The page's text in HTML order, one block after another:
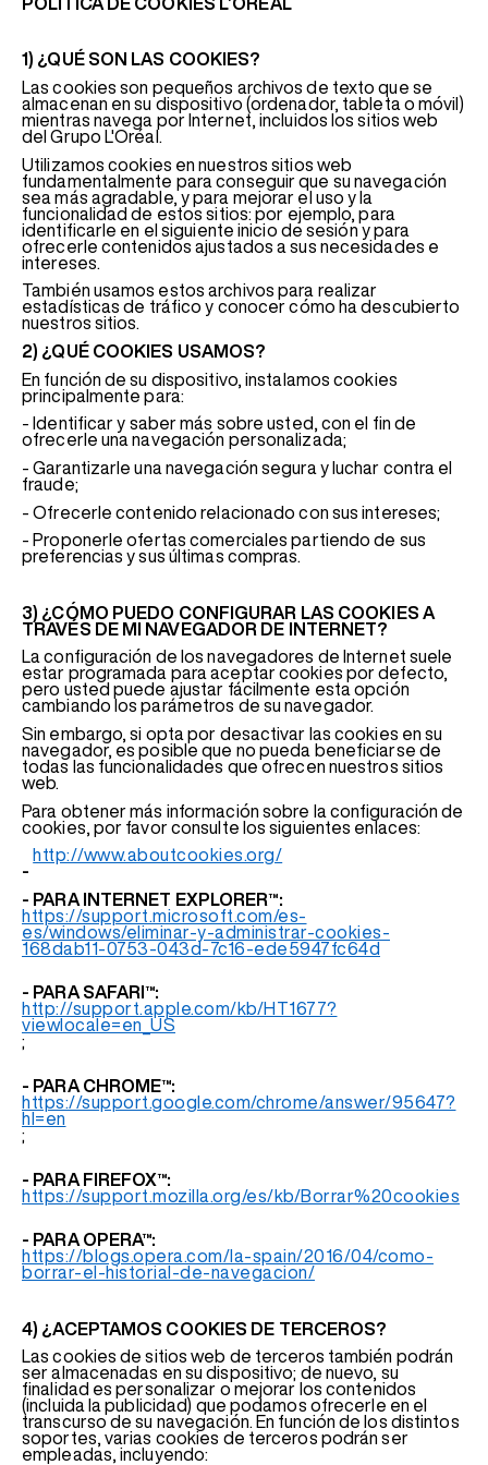
1) ¿QUÉ SON LAS COOKIES?
Las cookies son pequeños archivos de texto que se
almacenan en su dispositivo (ordenador, tableta o móvil)
mientras navega por Internet, incluidos los sitios web
del Grupo L'Oréal.
Utilizamos cookies en nuestros sitios web
fundamentalmente para conseguir que su navegación
sea más agradable, y para mejorar el uso y la
funcionalidad de estos sitios: por ejemplo, para
identificarle en el siguiente inicio de sesión y para
ofrecerle contenidos ajustados a sus necesidades e
intereses.
También usamos estos archivos para realizar
estadísticas de tráfico y conocer cómo ha descubierto
nuestros sitios.
2) ¿QUÉ COOKIES USAMOS?
En función de su dispositivo, instalamos cookies
principalmente para:
- Identificar y saber más sobre usted, con el fin de
ofrecerle una navegación personalizada;
- Garantizarle una navegación segura y luchar contra el
fraude;
- Ofrecerle contenido relacionado con sus intereses;
- Proponerle ofertas comerciales partiendo de sus
preferencias y sus últimas compras.
3) ¿CÓMO PUEDO CONFIGURAR LAS COOKIES A
TRAVÉS DE MI NAVEGADOR DE INTERNET?
La configuración de los navegadores de Internet suele
estar programada para aceptar cookies por defecto,
pero usted puede ajustar fácilmente esta opción
cambiando los parámetros de su navegador.
Sin embargo, si opta por desactivar las cookies en su
navegador, es posible que no pueda beneficiarse de
todas las funcionalidades que ofrecen nuestros sitios
web.
Para obtener más información sobre la configuración de
cookies, por favor consulte los siguientes enlaces:
-
http://www.aboutcookies.org/
- PARA INTERNET EXPLORER™:
https://support.microsoft.com/es-
es/windows/eliminar-y-administrar-cookies-
168dab11-0753-043d-7c16-ede5947fc64d
- PARA SAFARI™:
http://support.apple.com/kb/HT1677?
viewlocale=en_US
;
- PARA CHROME™:
https://support.google.com/chrome/answer/95647?
hl=en
;
- PARA FIREFOX™:
https://support.mozilla.org/es/kb/Borrar%20cookies
- PARA OPERA™:
https://blogs.opera.com/la-spain/2016/04/como-
borrar-el-historial-de-navegacion/
4) ¿ACEPTAMOS COOKIES DE TERCEROS?
Las cookies de sitios web de terceros también podrán
ser almacenadas en su dispositivo; de nuevo, su
finalidad es personalizar o mejorar los contenidos
(incluida la publicidad) que podamos ofrecerle en el
transcurso de su navegación. En función de los distintos
soportes, varias cookies de terceros podrán ser
empleadas, incluyendo: